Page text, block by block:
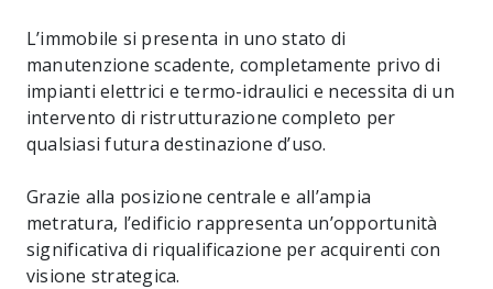
L’immobile si presenta in uno stato di
manutenzione scadente, completamente privo di
impianti elettrici e termo-idraulici e necessita di un
intervento di ristrutturazione completo per
qualsiasi futura destinazione d’uso.
Grazie alla posizione centrale e all’ampia
metratura, l’edificio rappresenta un’opportunità
significativa di riqualificazione per acquirenti con
visione strategica.